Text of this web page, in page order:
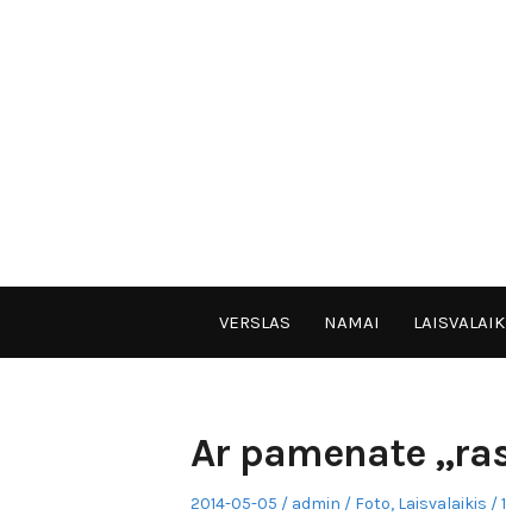
VPULF
VERSLAS NAMAI
Ar pamenate
Posted
2014-05-05 Author
admin
Posted
Foto, Laisvalaikis